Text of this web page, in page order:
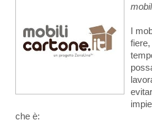
I
che è: